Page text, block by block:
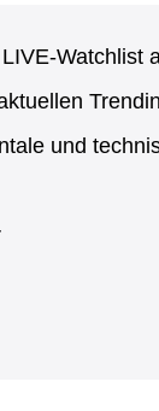
Watchlist
und